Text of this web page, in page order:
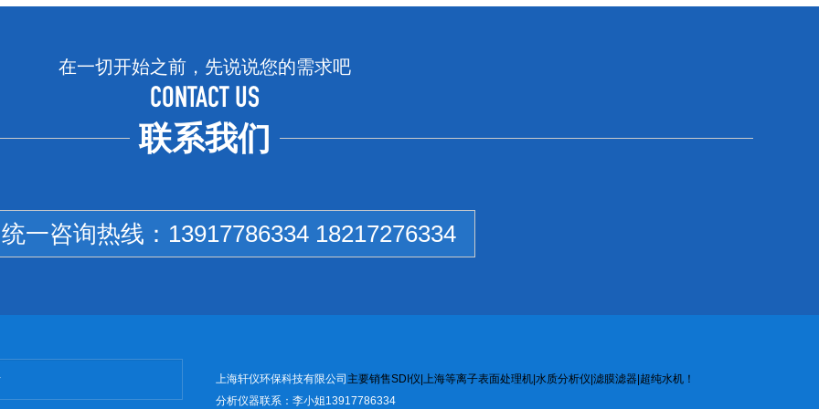
在一切开始之前，先说说您的需求吧
CONTACT US
联系我们
一咨询热线： 13917786334 18217276334
上海轩仪环保科技有限公司 主要销售SD 仪 上海等离子表面处理机| 水质分析仪 滤膜滤器| 超纯水机！
分析仪器联系：李小姐13917786334